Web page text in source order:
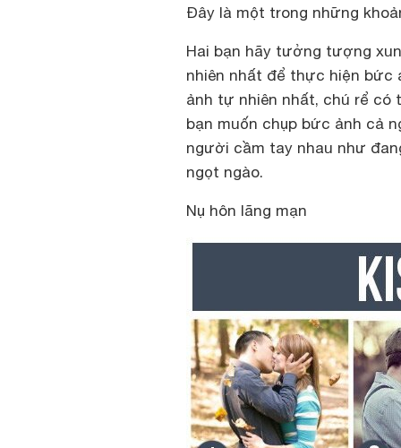
Đây là một trong những
Hai bạn hãy tưởng tượng
nhiên nhất để thực hiện bức
ảnh tự nhiên nhất, chú rể có
bạn muốn chụp bức ảnh cả
người cầm tay nhau như
ngọt ngào.
Nụ hôn lãng mạn